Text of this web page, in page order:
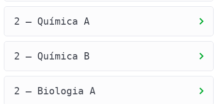
2 – Química A
2 – Química B
2 – Biologia A